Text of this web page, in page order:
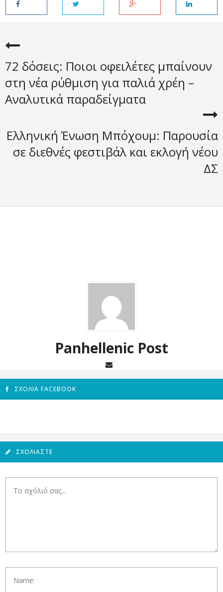
72 δόσεις: Ποιοι οφειλέτες μπαίνουν
στη νέα ρύθμιση για παλιά χρέη –
Αναλυτικά παραδείγματα
Ελληνική Ένωση Μπόχουμ: Παρουσία
σε διεθνές φεστιβάλ και εκλογή νέου
ΔΣ
Panhellenic Post
ΣΧΌΛΙΑ FACEBOOK
ΣΧΟΛΙΆΣΤΕ